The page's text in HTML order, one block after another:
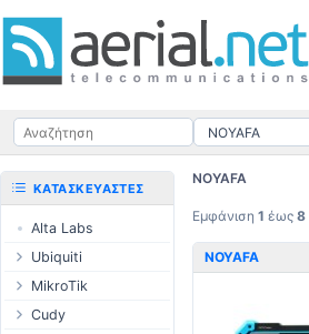
NOYAFA
Εμφάνιση 1 έως 8
NOYAFA
ΚΑΤΑΣΚΕΥΑΣΤΈΣ
Alta Labs
Ubiquiti
UISP Wave
UISP Network
MikroTik
Ethernet
Cudy